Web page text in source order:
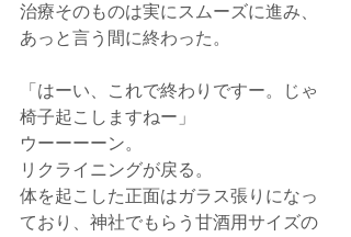
治療そのものは実にスムーズに進み、
あっと言う間に終わった。
「はーい、これで終わりですー。じゃ
椅子起こしますねー」
ウーーーーン。
リクライニングが戻る。
体を起こした正面はガラス張りになっ
ており、神社でもらう甘酒用サイズの